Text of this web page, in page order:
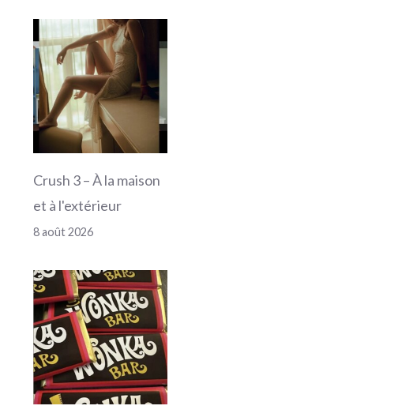
Crush 3 – À la maison
et à l'extérieur
8 août 2026